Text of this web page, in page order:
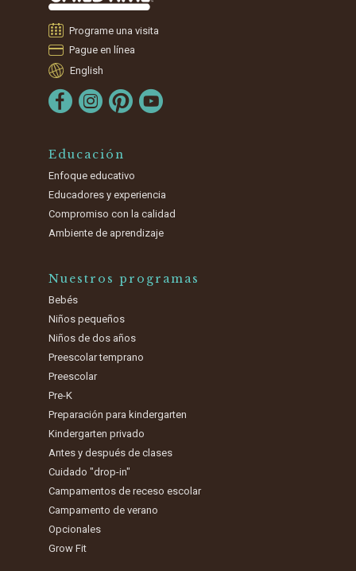
Programe una visita
Pague en línea
English
Educación
Enfoque educativo
Educadores y experiencia
Compromiso con la calidad
Ambiente de aprendizaje
Nuestros programas
Bebés
Niños pequeños
Niños de dos años
Preescolar temprano
Preescolar
Pre-K
Preparación para kindergarten
Kindergarten privado
Antes y después de clases
Cuidado "drop-in"
Campamentos de receso escolar
Campamento de verano
Opcionales
Grow Fit